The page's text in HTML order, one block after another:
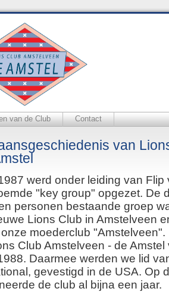
van de Club Contact
van
werd onder leiding van Flip
"key group" opgezet. De
personen bestaande groep
Lions Club in Amstelveen
onze moederclub
Club Amstelveen - de
Daarmee werden we lid
gevestigd in de USA. Op
de club al bijna een jaar.